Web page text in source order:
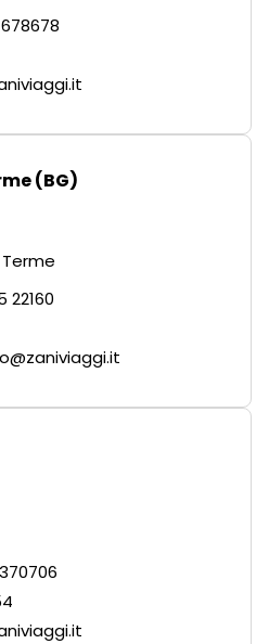
(BG)
Terme
22160